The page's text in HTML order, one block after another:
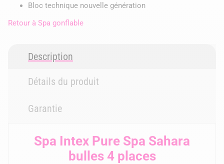
Bloc technique nouvelle génération
Retour à Spa gonflable
Description
Détails du produit
Garantie
Spa Intex Pure Spa Sahara
bulles 4 places